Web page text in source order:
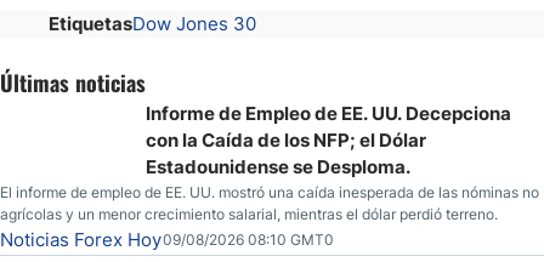
EtiquetasDow Jones 30
Últimas noticias
Informe de Empleo de EE. UU. Decepciona
con la Caída de los NFP; el Dólar
Estadounidense se Desploma.
El informe de empleo de EE. UU. mostró una caída inesperada de las nóminas no
agrícolas y un menor crecimiento salarial, mientras el dólar perdió terreno.
Noticias Forex Hoy09/08/2026 08:10 GMT0